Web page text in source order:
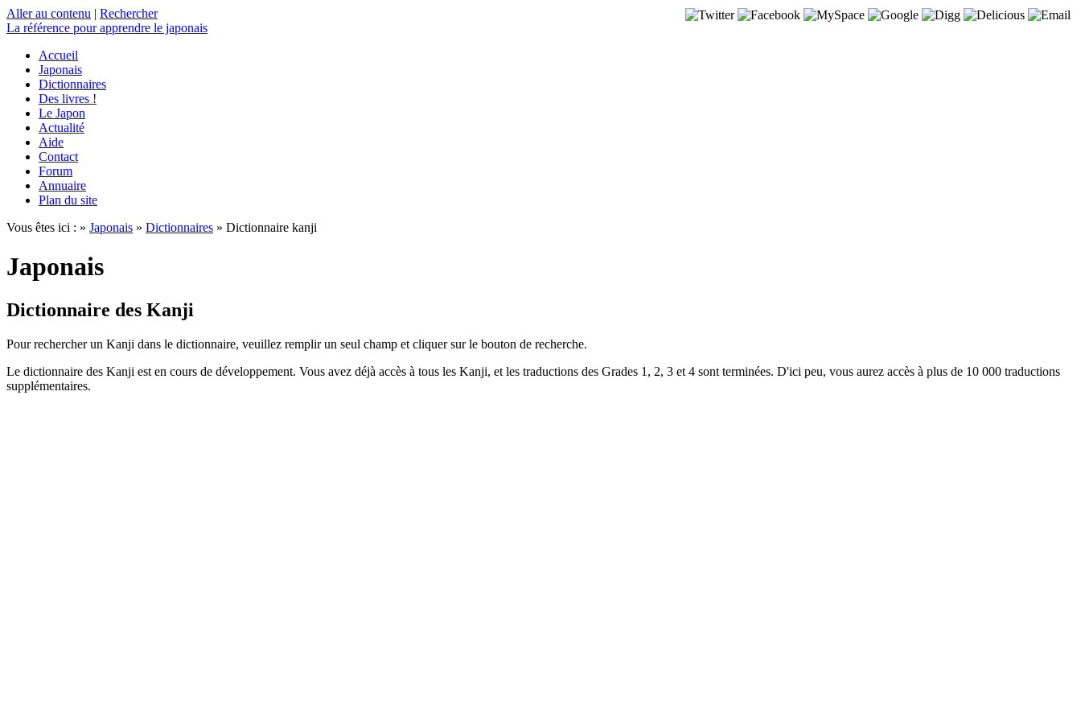
Aller au contenu | Rechercher
La référence pour apprendre le japonais
Accueil
Japonais
Dictionnaires
Des livres !
Le Japon
Actualité
Aide
Contact
Forum
Annuaire
Plan du site
Vous êtes ici : » Japonais » Dictionnaires » Dictionnaire kanji
Japonais
Dictionnaire des Kanji
Pour rechercher un Kanji dans le dictionnaire, veuillez remplir un seul champ et cliquer sur le bouton de recherche.
Le dictionnaire des Kanji est en cours de développement. Vous avez déjà accès à tous les Kanji, et les traductions des Grades 1, 2, 3 et 4 sont terminées. D'ici peu, vous aurez accès à plus de 10 000 traductions
supplémentaires.